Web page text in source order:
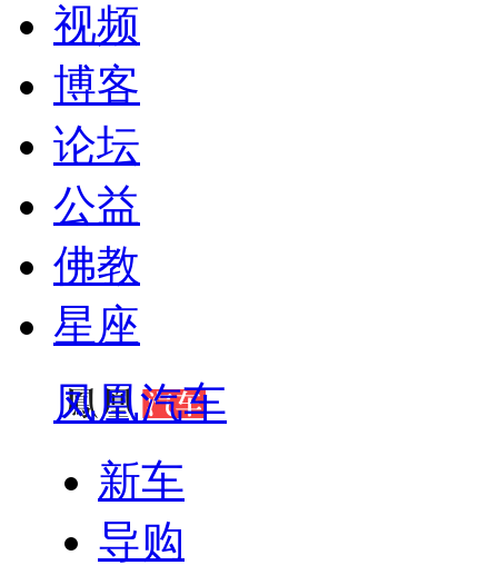
视频
博客
论坛
公益
佛教
星座
凤凰汽车
新车
导购